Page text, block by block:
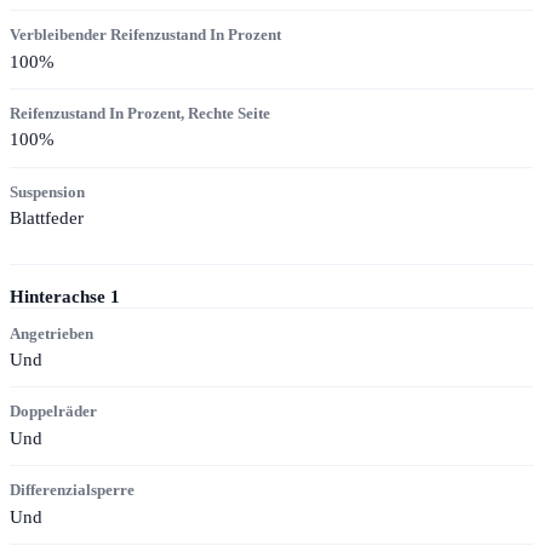
Verbleibender Reifenzustand In Prozent
100%
Reifenzustand In Prozent, Rechte Seite
100%
Suspension
Blattfeder
Hinterachse 1
Angetrieben
Und
Doppelräder
Und
Differenzialsperre
Und